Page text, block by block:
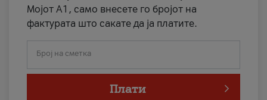
Мојот А1, само внесете го бројот на
фактурата што сакате да ја платите.
Број на сметка
Плати